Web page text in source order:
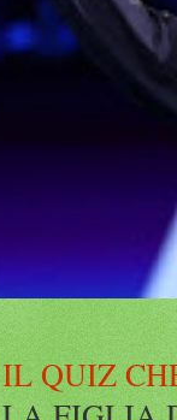
IL QUIZ